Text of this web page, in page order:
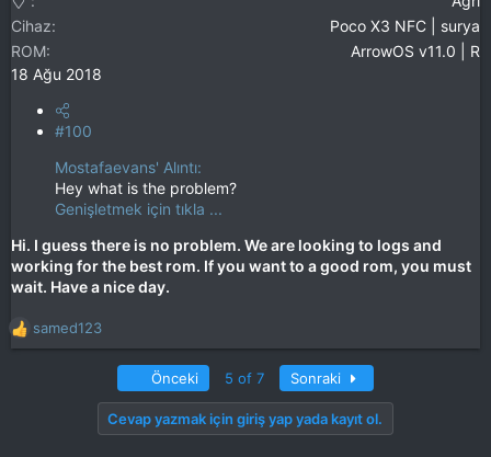
Cihaz
Poco X3 NFC | surya
ROM
ArrowOS v11.0 | R
18 Ağu 2018
#100
Mostafaevans' Alıntı:
Hey what is the problem?
Genişletmek için tıkla ...
Hi. I guess there is no problem. We are looking to logs and
working for the best rom. If you want to a good rom, you must
wait. Have a nice day.
T
samed123
Önceki 5 of 7 Sonraki
Cevap yazmak için giriş yap yada kayıt ol.